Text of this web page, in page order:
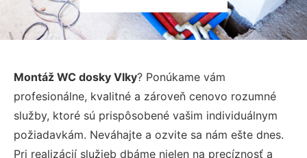
Montáž WC dosky Vlky? Ponúkame vám
profesionálne, kvalitné a zároveň cenovo rozumné
služby, ktoré sú prispôsobené vašim individuálnym
požiadavkám. Neváhajte a ozvite sa nám ešte dnes.
Pri realizácií služieb dbáme nielen na precíznosť a